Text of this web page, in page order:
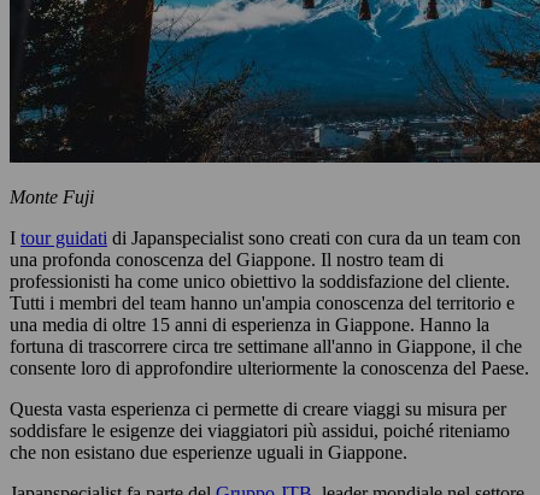
Monte Fuji
I tour guidati di Japanspecialist sono creati con cura da un team con
una profonda conoscenza del Giappone. Il nostro team di
professionisti ha come unico obiettivo la soddisfazione del cliente.
Tutti i membri del team hanno un'ampia conoscenza del territorio e
una media di oltre 15 anni di esperienza in Giappone. Hanno la
fortuna di trascorrere circa tre settimane all'anno in Giappone, il che
consente loro di approfondire ulteriormente la conoscenza del Paese.
Questa vasta esperienza ci permette di creare viaggi su misura per
soddisfare le esigenze dei viaggiatori più assidui, poiché riteniamo
che non esistano due esperienze uguali in Giappone.